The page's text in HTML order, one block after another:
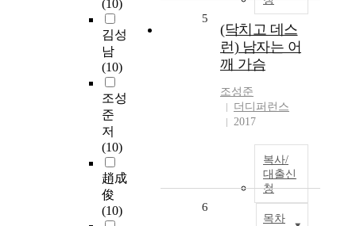
(10)
김성
남
(10)
조성
준
저
(10)
趙成
俊
(10)
5
(닥치고 데스
런) 남자는 어
깨 가슴
조성준
더디퍼런스
2017
복사/
대출신
청
목차
6